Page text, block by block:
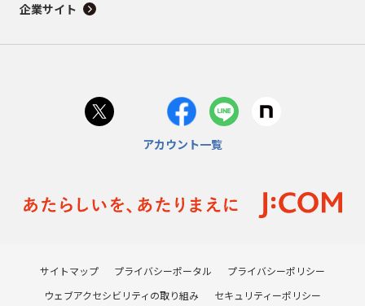
企業サイト
アカウント一覧
サイトマップ プライバシーポータル
プライバシーポリシー
ウェブアクセシビリティの取り組み
セキュリティーポリシー